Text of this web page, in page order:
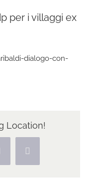
per i villaggi ex
dialogo-con-
Location!
Vk